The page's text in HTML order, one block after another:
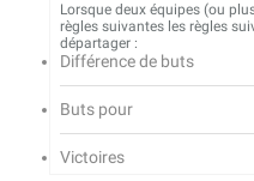
Lorsque deux équipes (ou
règles suivantes les règles
départager :
Différence de buts
Buts pour
Victoires